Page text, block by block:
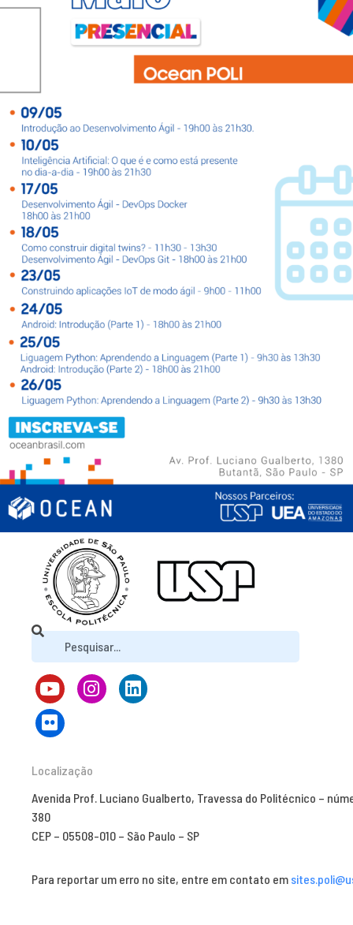
Localização
Avenida Prof. Luciano Gualberto, Travessa do Politécnico –
380
CEP – 05508-010 – São Paulo – SP
Para reportar um erro no site, entre em contato em